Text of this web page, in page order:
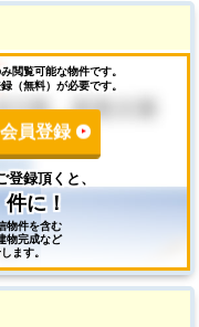
閲覧可能な物件です。
（無料）が必要です。
員登録
録頂くと、
件に！
物件を含む
物完成など
ます。